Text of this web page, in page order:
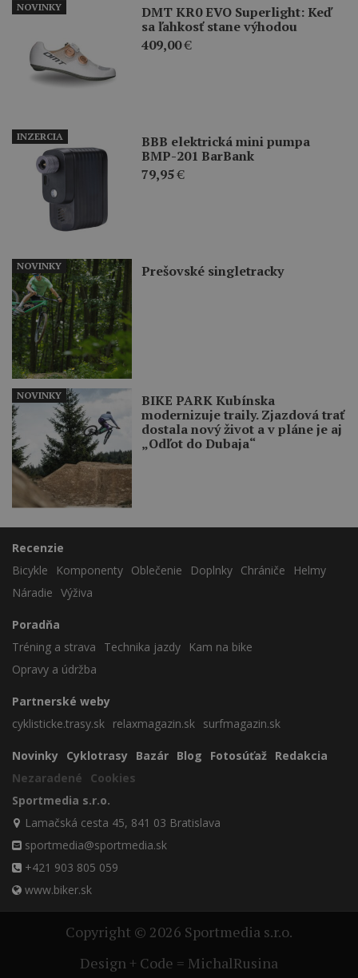
DMT KR0 EVO Superlight: Keď
sa ľahkosť stane výhodou
409,00€
NOVINKY
BBB elektrická mini pumpa
BMP-201 BarBank
79,95€
INZERCIA
Prešovské singletracky
NOVINKY
BIKE PARK Kubínska
modernizuje traily. Zjazdová trať
dostala nový život a v pláne je aj
„Odľot do Dubaja“
NOVINKY
Recenzie
Bicykle
Komponenty Oblečenie Doplnky Chrániče
Helmy
Náradie Výživa
Poradňa
Tréning a strava
Technika jazdy
Kam na bike
Opravy a údržba
Partnerské weby
cyklisticke.trasy.sk relaxmagazin.sk surfmagazin.sk
Novinky Cyklotrasy Bazár Blog Fotosúťaž Redakcia
Nezaradené
Cookies
Sportmedia s.r.o.
Lamačská cesta 45, 841 03 Bratislava
sportmedia@sportmedia.sk
+421 903 805 059
www.biker.sk
Copyright © 2026 Sportmedia s.r.o.
Design + Code = MichalRusina